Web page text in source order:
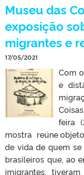
Museu das
exposição
migrantes e
17/05/2021
Com
e
feira
mostra reúne
de vida de quem
brasileiros que, ao
imigrantes,